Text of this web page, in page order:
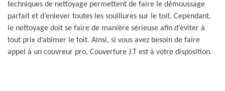
techniques de nettoyage permettent de faire le démoussage
parfait et d’enlever toutes les souillures sur le toit. Cependant,
le nettoyage doit se faire de manière sérieuse afin d’éviter à
tout prix d’abîmer le toit. Ainsi, si vous avez besoin de faire
appel à un couvreur pro, Couverture J.T est à votre disposition.